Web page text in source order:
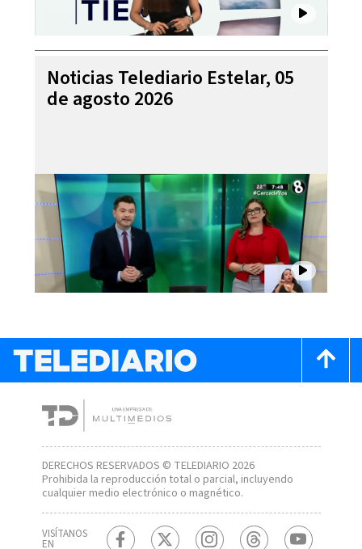
Noticias Telediario Estelar, 05
de agosto 2026
DERECHOS RESERVADOS © TELEDIARIO 2026
Prohibida la reproducción total o parcial, incluyendo
cualquier medio electrónico o magnético.
VISÍTANOS
EN